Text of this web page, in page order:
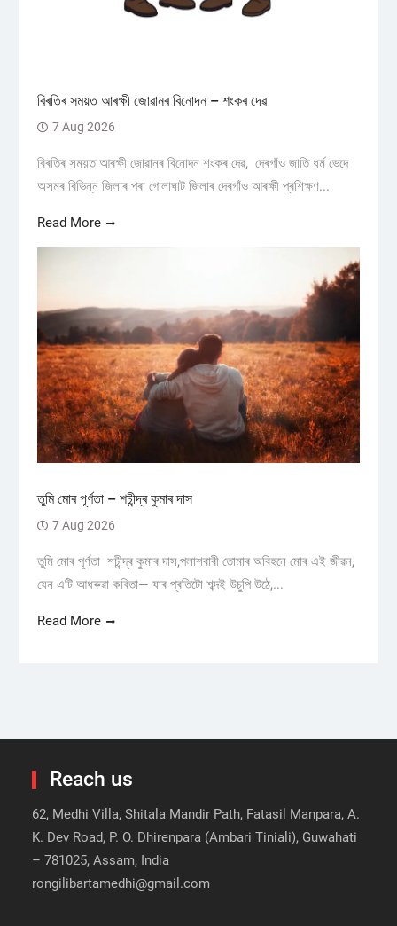
বিৰতিৰ সময়ত আৰক্ষী জোৱানৰ বিনোদন – শংকৰ দেৱ
7 Aug 2026
বিৰতিৰ সময়ত আৰক্ষী জোৱানৰ বিনোদন শংকৰ দেৱ, দেৰগাঁও জাতি ধৰ্ম ভেদে
অসমৰ বিভিন্ন জিলাৰ পৰা গোলাঘাট জিলাৰ দেৰগাঁও আৰক্ষী প্ৰশিক্ষণ...
Read More
তুমি মোৰ পূৰ্ণতা – শচীন্দ্ৰ কুমাৰ দাস
7 Aug 2026
তুমি মোৰ পূৰ্ণতা শচীন্দ্ৰ কুমাৰ দাস,পলাশবাৰী তোমাৰ অবিহনে মোৰ এই জীৱন,
যেন এটি আধৰুৱা কবিতা— যাৰ প্ৰতিটো শব্দই উচুপি উঠে,...
Read More
Reach us
62, Medhi Villa, Shitala Mandir Path, Fatasil Manpara, A.
K. Dev Road, P. O. Dhirenpara (Ambari Tiniali), Guwahati
– 781025, Assam, India
rongilibartamedhi@gmail.com